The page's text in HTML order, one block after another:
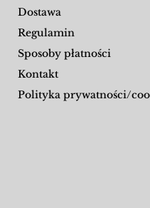
Dostawa
Regulamin
Sposoby płatności
Kontakt
Polityka prywatności/